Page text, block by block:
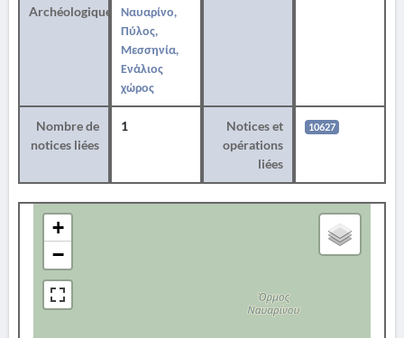
Archéologique
Ναυαρίνο,
Πύλος,
Μεσσηνία,
Ενάλιος
χώρος
Nombre de
notices liées
1
Notices et
opérations
liées
10627
+
−